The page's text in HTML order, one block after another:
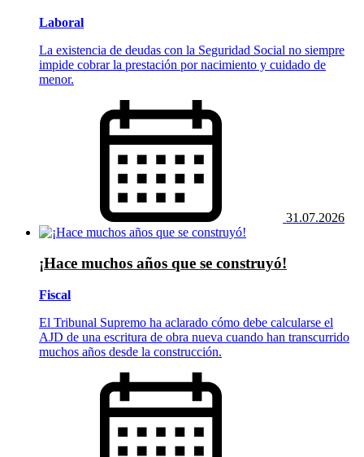
Laboral
La existencia de deudas con la Seguridad Social no siempre
impide cobrar la prestación por nacimiento y cuidado de
menor.
31.07.2026
¡Hace muchos años que se construyó!
Fiscal
El Tribunal Supremo ha aclarado cómo debe calcularse el
AJD de una escritura de obra nueva cuando han transcurrido
muchos años desde la construcción.